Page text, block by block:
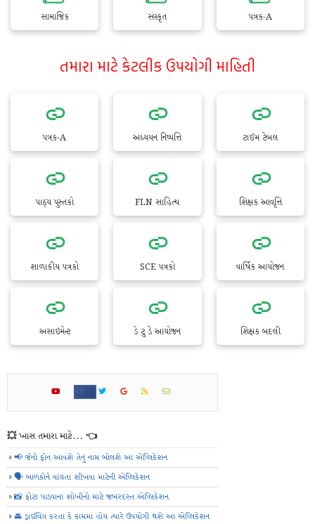
સામાજિક સંસ્કૃત પત્રક-A
તમારા માટે કેટલીક ઉપયોગી માહિતી
પત્રક-A અધ્યયન નિષ્પત્તિ ટાઈમ ટેબલ
પાઠ્ય પુસ્તકો FLN સાહિત્ય શિક્ષક આવૃત્તિ
શાળાકીય પત્રકો SCE પત્રકો વાર્ષિક આયોજન
અસાઇમેન્ટ ડે ટુ ડે આયોજન શિક્ષક બદલી
💥 ખાસ તમારા માટે... 👈
📢 જેનો ફોન આવશે તેનું નામ બોલશે આ એપ્લિકેશન
🗣️ બાળકોને વાંચતા શીખવા માટેની એપ્લિકેશન
📸 ફોટા પાડવાના શોખીનો માટે જબરદસ્ત એપ્લિકેશન
🚘 ડ્રાઈવિંગ કરતા કે કામમાં હોય ત્યારે ઉપયોગી થશે આ એપ્લિકેશન